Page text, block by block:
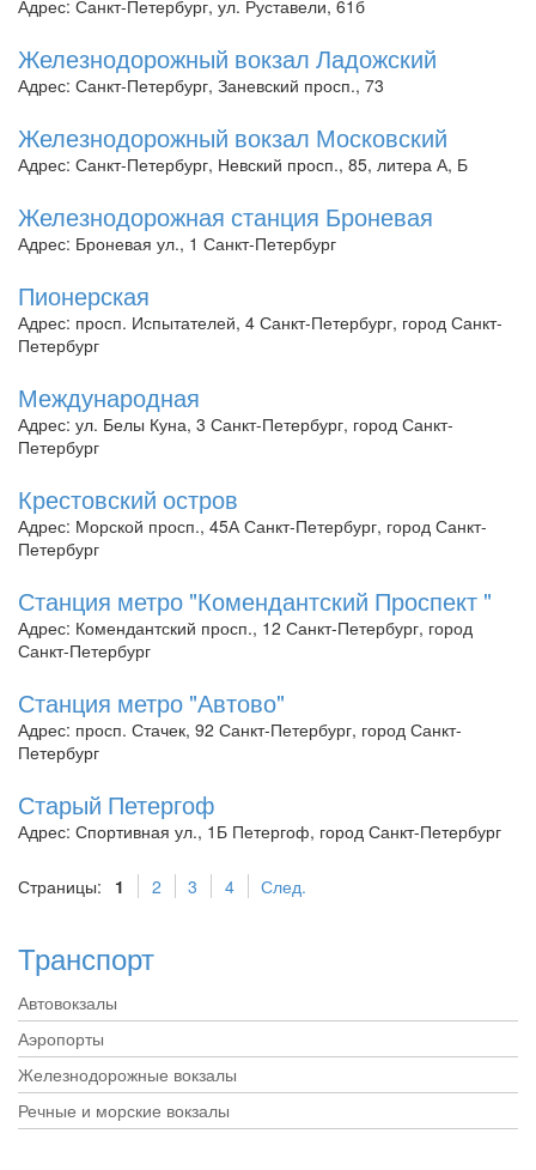
Адрес: Санкт-Петербург, ул. Руставели, 61б
Железнодорожный вокзал Ладожский
Адрес: Санкт-Петербург, Заневский просп., 73
Железнодорожный вокзал Московский
Адрес: Санкт-Петербург, Невский просп., 85, литера А, Б
Железнодорожная станция Броневая
Адрес: Броневая ул., 1 Санкт-Петербург
Пионерская
Адрес: просп. Испытателей, 4 Санкт-Петербург, город Санкт-
Петербург
Международная
Адрес: ул. Белы Куна, 3 Санкт-Петербург, город Санкт-
Петербург
Крестовский остров
Адрес: Морской просп., 45А Санкт-Петербург, город Санкт-
Петербург
Станция метро "Комендантский Проспект "
Адрес: Комендантский просп., 12 Санкт-Петербург, город
Санкт-Петербург
Станция метро "Автово"
Адрес: просп. Стачек, 92 Санкт-Петербург, город Санкт-
Петербург
Старый Петергоф
Адрес: Спортивная ул., 1Б Петергоф, город Санкт-Петербург
Страницы: 1 2 3 4 След.
Транспорт
Автовокзалы
Аэропорты
Железнодорожные вокзалы
Речные и морские вокзалы